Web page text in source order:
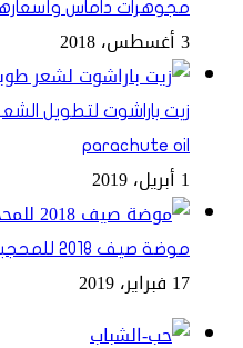
مجوهرات داماس وأسعارها
3 أغسطس، 2018
زيت باراشوت لتطويل
parachute oil
1 أبريل، 2019
موضة صيف 2018 للمحجبات بالصور
17 فبراير، 2019